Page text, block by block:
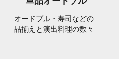
オードブル・寿司などの
品揃えと演出料理の数々